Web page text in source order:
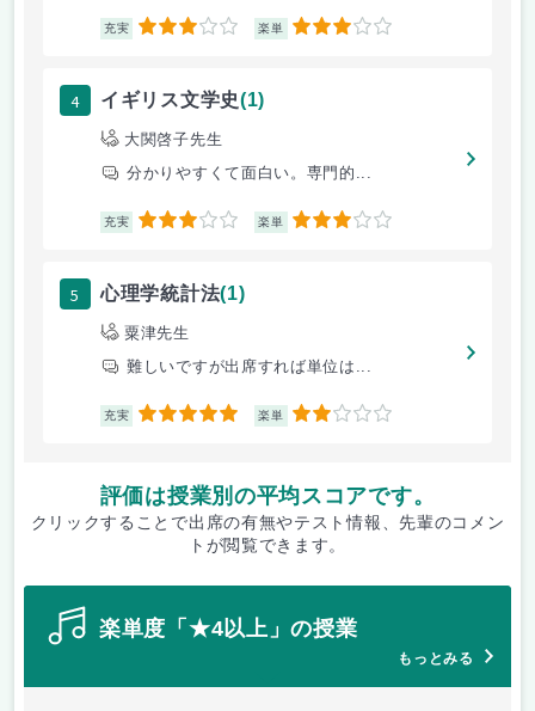
充実 3 楽単 3
4 イギリス文学史(1)
大関啓子先生
分かりやすくて面白い。専門的...
充実 3 楽単 3
5 心理学統計法(1)
粟津先生
難しいですが出席すれば単位は...
充実 5 楽単 2
評価は授業別の平均スコアです。
クリックすることで出席の有無やテスト情報、先輩のコメン
トが閲覧できます。
楽単度「★4以上」の授業
もっとみる